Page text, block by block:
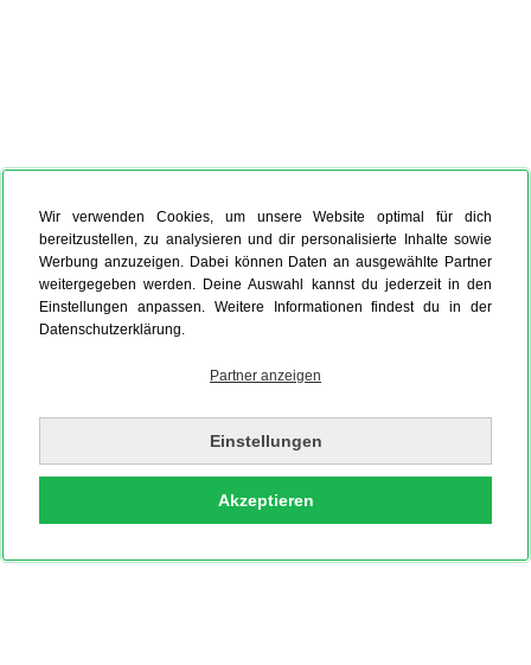
Wir verwenden Cookies, um unsere Website optimal für dich
bereitzustellen, zu analysieren und dir personalisierte Inhalte sowie
Werbung anzuzeigen. Dabei können Daten an ausgewählte Partner
weitergegeben werden. Deine Auswahl kannst du jederzeit in den
Einstellungen anpassen. Weitere Informationen findest du in der
Datenschutzerklärung.
Partner anzeigen
Einstellungen
Akzeptieren
Editorial Blanco